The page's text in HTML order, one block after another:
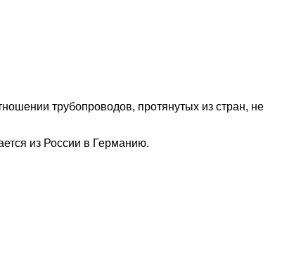
трубопроводов, протянутых из стран, не
из России в Германию.